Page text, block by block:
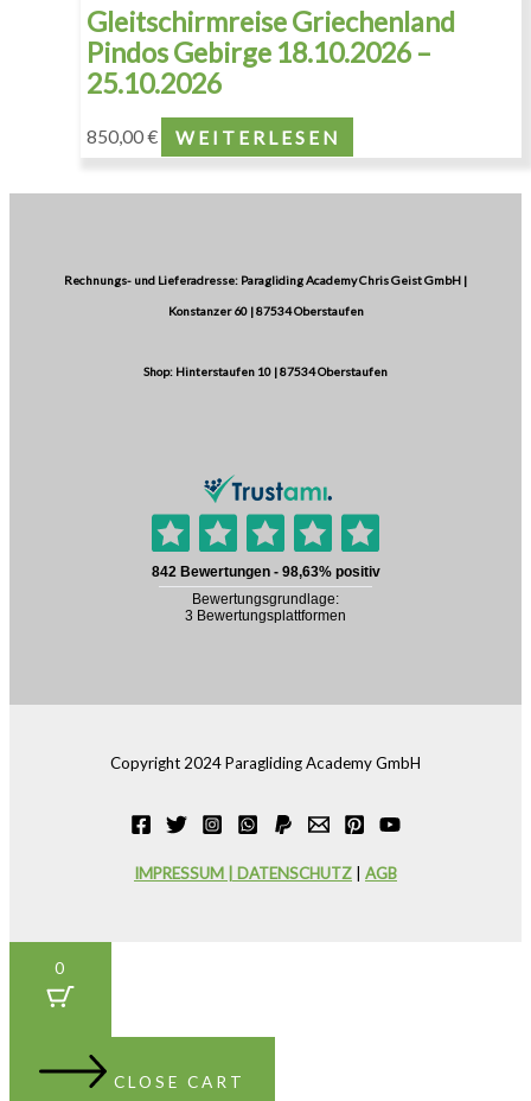
Gleitschirmreise Griechenland
Pindos Gebirge 18.10.2026 –
25.10.2026
850,00€ WEITERLESEN
Rechnungs- und Lieferadresse: Paragliding Academy Chris Geist GmbH |
Konstanzer 60 | 87534 Oberstaufen
Shop: Hinterstaufen 10 | 87534 Oberstaufen
Copyright 2024 Paragliding Academy GmbH
IMPRESSUM | DATENSCHUTZ AGB
0
CLOSE CART